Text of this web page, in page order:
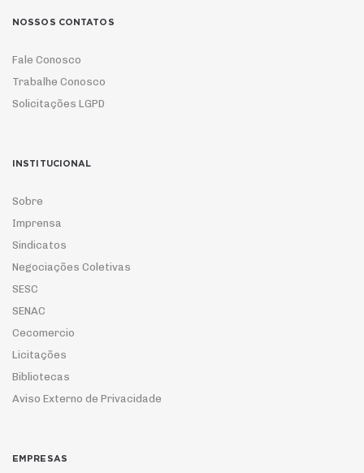
NOSSOS CONTATOS
Fale Conosco
Trabalhe Conosco
Solicitações LGPD
INSTITUCIONAL
Sobre
Imprensa
Sindicatos
Negociações Coletivas
SESC
SENAC
Cecomercio
Licitações
Bibliotecas
Aviso Externo de Privacidade
EMPRESAS